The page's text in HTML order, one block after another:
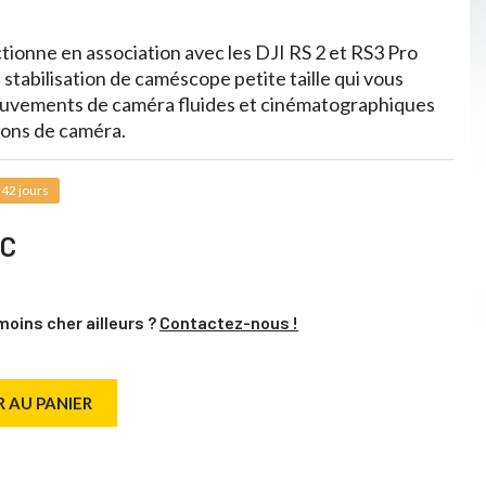
en association avec les DJI RS 2 et RS3 Pro
de caméscope petite taille qui vous
de caméra fluides et cinématographiques
de caméra.
jours
cher ailleurs ? Contactez-nous !
AU PANIER